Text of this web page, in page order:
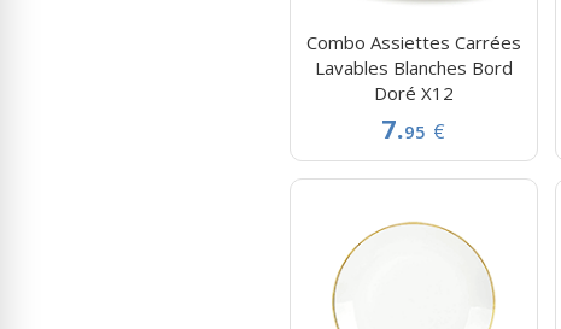
Combo Assiettes Carrées
Lavables Blanches Bord
Doré X12
7.95 €